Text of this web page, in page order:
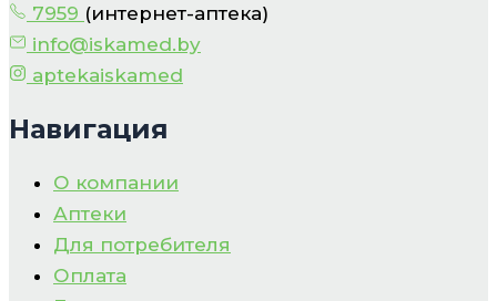
7959 (интернет-аптека)
info@iskamed.by
aptekaiskamed
Навигация
О компании
Аптеки
Для потребителя
Оплата